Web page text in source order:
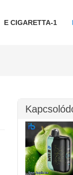
E CIGARETTA-1